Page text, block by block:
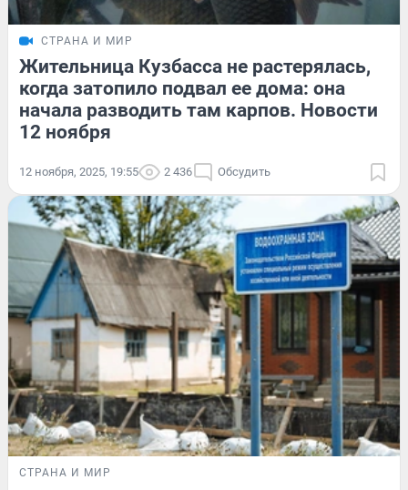
СТРАНА И МИР
Жительница Кузбасса не растерялась,
когда затопило подвал ее дома: она
начала разводить там карпов. Новости
12 ноября
12 ноября, 2025, 19:55 2 436 Обсудить
СТРАНА И МИР